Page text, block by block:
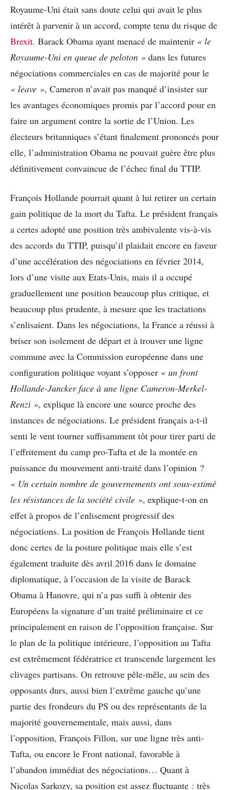
Royaume-Uni était sans doute celui qui avait le plus
intérêt à parvenir à un accord, compte tenu du risque de
Brexit. Barack Obama ayant menacé de maintenir « le
Royaume-Uni en queue de peloton » dans les futures
négociations commerciales en cas de majorité pour le
« leave », Cameron n’avait pas manqué d’insister sur
les avantages économiques promis par l’accord pour en
faire un argument contre la sortie de l’Union. Les
électeurs britanniques s’étant finalement prononcés pour
elle, l’administration Obama ne pouvait guère être plus
définitivement convaincue de l’échec final du TTIP.
François Hollande pourrait quant à lui retirer un certain
gain politique de la mort du Tafta. Le président français
a certes adopté une position très ambivalente vis-à-vis
des accords du TTIP, puisqu’il plaidait encore en faveur
d’une accélération des négociations en février 2014,
lors d’une visite aux Etats-Unis, mais il a occupé
graduellement une position beaucoup plus critique, et
beaucoup plus prudente, à mesure que les tractations
s’enlisaient. Dans les négociations, la France a réussi à
briser son isolement de départ et à trouver une ligne
commune avec la Commission européenne dans une
configuration politique voyant s’opposer « un front
Hollande-Juncker face à une ligne Cameron-Merkel-
Renzi », explique là encore une source proche des
instances de négociations. Le président français a-t-il
senti le vent tourner suffisamment tôt pour tirer parti de
l’effritement du camp pro-Tafta et de la montée en
puissance du mouvement anti-traité dans l’opinion ?
« Un certain nombre de gouvernements ont sous-estimé
les résistances de la société civile », explique-t-on en
effet à propos de l’enlisement progressif des
négociations. La position de François Hollande tient
donc certes de la posture politique mais elle s’est
également traduite dès avril 2016 dans le domaine
diplomatique, à l’occasion de la visite de Barack
Obama à Hanovre, qui n’a pas suffi à obtenir des
Européens la signature d’un traité préliminaire et ce
principalement en raison de l’opposition française. Sur
le plan de la politique intérieure, l’opposition au Tafta
est extrêmement fédératrice et transcende largement les
clivages partisans. On retrouve pêle-mêle, au sein des
opposants durs, aussi bien l’extrême gauche qu’une
partie des frondeurs du PS ou des représentants de la
majorité gouvernementale, mais aussi, dans
l’opposition, François Fillon, sur une ligne très anti-
Tafta, ou encore le Front national, favorable à
l’abandon immédiat des négociations… Quant à
Nicolas Sarkozy, sa position est assez fluctuante : très